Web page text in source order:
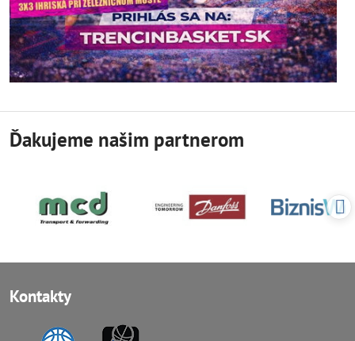
Ďakujeme našim partnerom
Kontakty